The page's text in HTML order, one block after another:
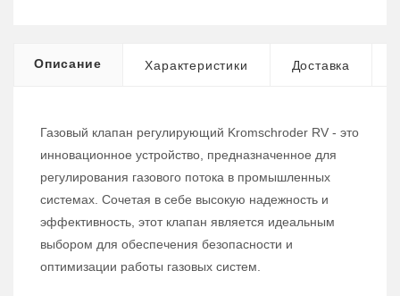
Описание Характеристики Доставка
Газовый клапан регулирующий Kromschroder RV - это
инновационное устройство, предназначенное для
регулирования газового потока в промышленных
системах. Сочетая в себе высокую надежность и
эффективность, этот клапан является идеальным
выбором для обеспечения безопасности и
оптимизации работы газовых систем.